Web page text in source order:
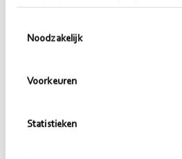
op basis van uw gebruik van
Noodzakelijk
Voorkeuren
Statistieken
tapasya.vreeken@morgens.nl